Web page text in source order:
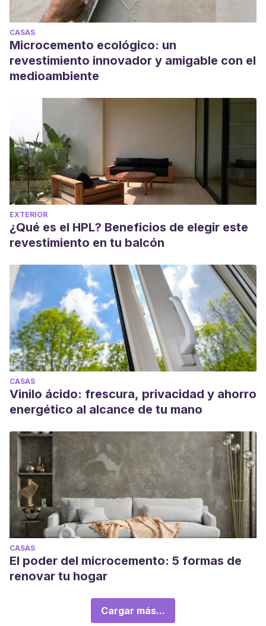
CASAS
Microcemento ecológico: un
revestimiento innovador y amigable con el
medioambiente
EXTERIOR
¿Qué es el HPL? Beneficios de elegir este
revestimiento en tu balcón
CASAS
Vinilo ácido: frescura, privacidad y ahorro
energético al alcance de tu mano
CASAS
El poder del microcemento: 5 formas de
renovar tu hogar
Cargar más...